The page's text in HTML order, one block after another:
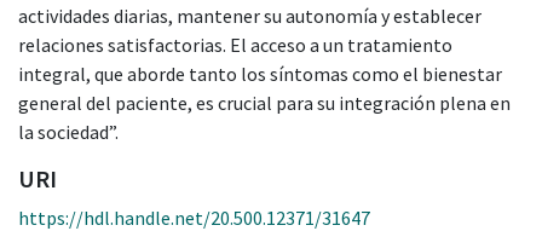
actividades diarias, mantener su autonomía y establecer
relaciones satisfactorias. El acceso a un tratamiento
integral, que aborde tanto los síntomas como el bienestar
general del paciente, es crucial para su integración plena en
la sociedad”.
URI
https://hdl.handle.net/20.500.12371/31647